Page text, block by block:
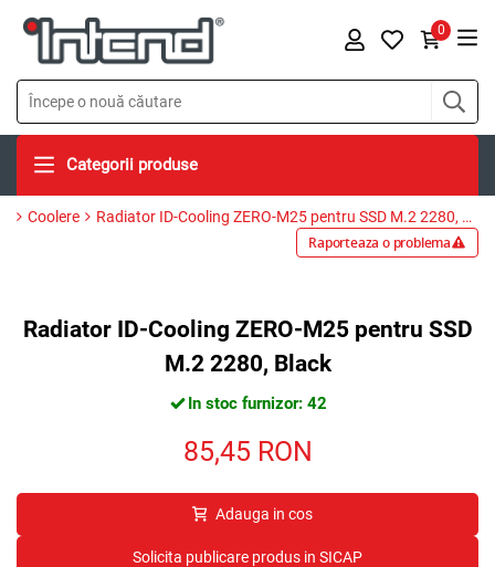
0
Categorii produse
Coolere Radiator ID-Cooling ZERO-M25 pentru SSD M.2 2280, Black
Raporteaza o problema
Radiator ID-Cooling ZERO-M25 pentru SSD
M.2 2280, Black
In stoc furnizor: 42
85,45 RON
Adauga in cos
Solicita publicare produs in SICAP